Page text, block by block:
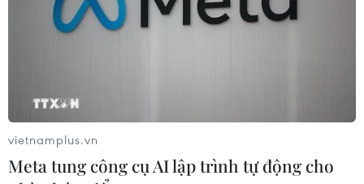
06/08/2026 07:25
06/08/2026 04:12
Futsal Việt Nam bất bại sau trận hòa
vietnamplus.vn
Meta tung công cụ AI lập trình tự động cho